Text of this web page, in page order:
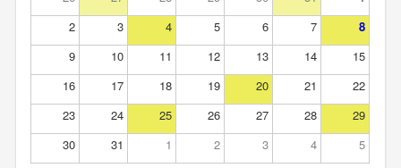
2
3 4 5 6 7
8
9
10 11 12 13 14
15
16
17 18 19 20 21
22
23
24 25 26 27 28
29
30
31 1 2 3 4 5